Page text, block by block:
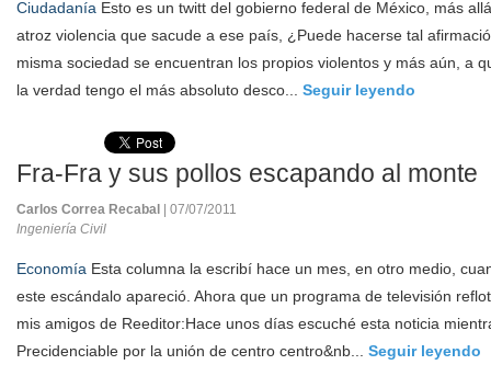
Ciudadanía Esto es un twitt del gobierno federal de México, más
atroz violencia que sacude a ese país, ¿Puede hacerse tal
misma sociedad se encuentran los propios violentos y más aún, a
la verdad tengo el más absoluto desco... Seguir leyendo
Fra-Fra y sus pollos escapando al monte
Carlos Correa Recabal
| 07/07/2011
Ingeniería Civil
Economía Esta columna la escribí hace un mes, en otro medio,
este escándalo apareció. Ahora que un programa de televisión
mis amigos de Reeditor:Hace unos días escuché esta noticia
Precidenciable por la unión de centro centro&nb... Seguir leyendo